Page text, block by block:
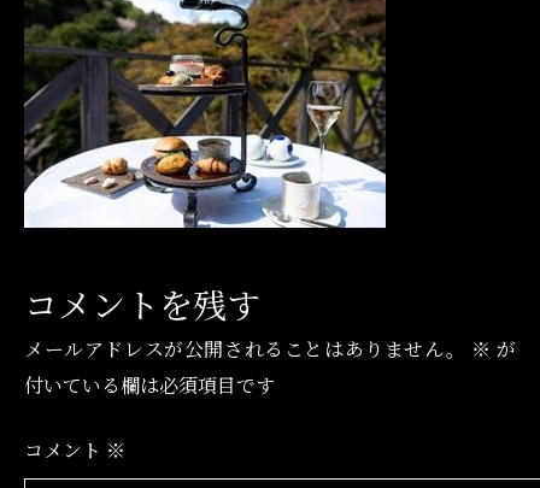
コメントを残す
メールアドレスが公開されることはありません。 ※ が
付いている欄は必須項目です
コメント ※